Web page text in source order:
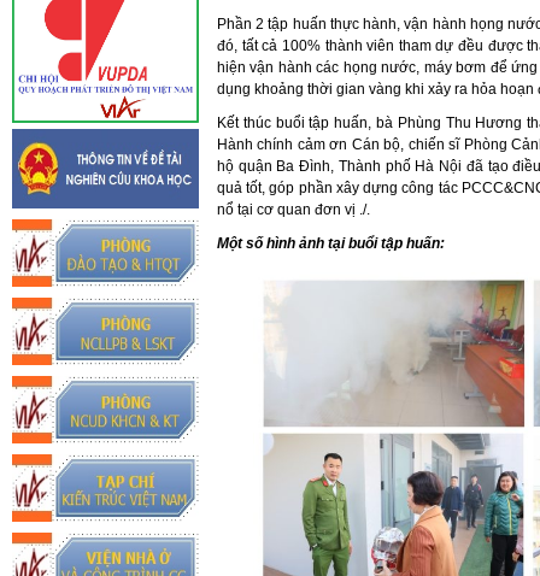
Phần 2 tập huấn thực hành, vận hành họng
đó, tất cả 100% thành viên tham dự đều được
hiện vận hành các họng nước, máy bơm để
dụng khoảng thời gian vàng khi xảy ra hỏa
Kết thúc buổi tập huấn, bà Phùng Thu Hương
Hành chính cảm ơn Cán bộ, chiến sĩ Phòng
hộ quận Ba Đình, Thành phố Hà Nội đã tạo
quả tốt, góp phần xây dựng công tác
nổ tại cơ quan đơn vị ./.
Một số hình ảnh tại buổi tập huấn: